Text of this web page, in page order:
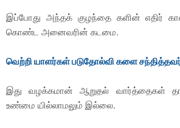
இப்போது அந்தக் குழந்தை களின் எதிர்
கொண்ட அனைவரின் கடமை.
வெற்றி யாளர்கள் படுதோல்வி களை
இது வழக்கமான் ஆறுதல் வார்த்தைகள்
உண்மை யில்லாமலும் இல்லை.